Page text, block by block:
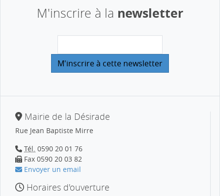
M'inscrire à la newsletter
Mairie de la Désirade
Rue Jean Baptiste Mirre
Tél. 0590 20 01 76
Fax 0590 20 03 82
Envoyer un email
Horaires d'ouverture